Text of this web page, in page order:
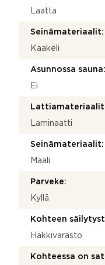
Laatta
Seinämateriaalit:
Kaakeli
Asunnossa sauna:
Ei
Laminaatti
Seinämateriaalit:
Maali
Parveke:
Kyllä
Kohteen
Häkkivarasto
Kohteessa on